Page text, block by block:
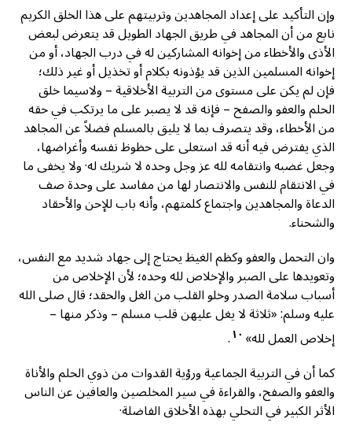
وإن التأكيد على إعداد المجاهدين وتربيتهم على هذا الخلق الكريم
نابع من أن المجاهد في طريق الجهاد الطويل قد يتعرض لبعض
الأذى والأخطاء من إخوانه المشاركين له في درب الجهاد، أو من
إخوانه المسلمين الذين قد يؤذونه بكلام أو تخذيل أو غير ذلك؛
فإن لم يكن على مستوى من التربية الأخلاقية – ولاسيما خلق
الحلم والعفو والصفح – فإنه قد لا يصبر على ما يرتكب في حقه
من الأخطاء، وقد يتصرف بما لا يليق بالمسلم فضلاً عن المجاهد
الذي يفترض فيه أنه قد استعلى على حظوظ نفسه وأغراضها،
وجعل غضبه وانتقامه لله عز وجل وحده لا شريك له· ولا يخفى ما
في الانتقام للنفس والانتصار لها من مفاسد على وحدة صف
الدعاة والمجاهدين واجتماع كلمتهم، وأنه باب للإحن والأحقاد
والشحناء.
وان التحمل والعفو وكظم الغيظ يحتاج إلى جهاد شديد مع النفس،
وتعويدها على الصبر والإخلاص لله وحده؛ لأن الإخلاص من
أسباب سلامة الصدر وخلو القلب من الغل والحقد؛ قال صلى الله
عليه وسلم: «ثلاثة لا يغل عليهن قلب مسلم – وذكر منها –
إخلاص العمل لله» ١٠.
كما أن في التربية الجماعية ورؤية القدوات من ذوي الحلم والأناة
والعفو والصفح، والقراءة في سير المخلصين والعافين عن الناس
الأثر الكبير في التحلي بهذه الأخلاق الفاضلة·